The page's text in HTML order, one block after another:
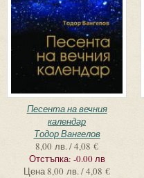
Песента на вечния
календар
Тодор Вангелов
8,00 лв. / 4,08 €
Отстъпка: -0.00 лв
Цена8,00 лв. / 4,08 €